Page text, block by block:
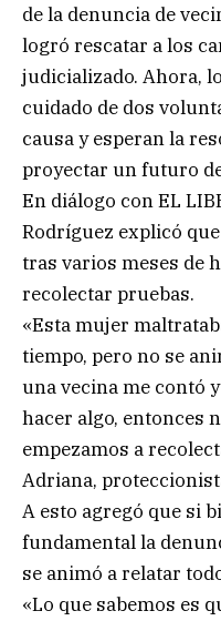
de la denuncia de
logró rescatar a los
judicializado. Ahora,
cuidado de dos
causa y esperan la
proyectar un futuro
En diálogo con EL
Rodríguez explicó
tras varios meses de
recolectar pruebas.
«Esta mujer
tiempo, pero no se
una vecina me contó
hacer algo, entonces
empezamos a
Adriana,
A esto agregó que si
fundamental la
se animó a relatar
«Lo que sabemos es